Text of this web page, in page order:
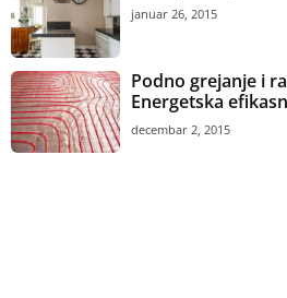
januar 26, 2015
Podno grejanje i
Energetska
decembar 2, 2015